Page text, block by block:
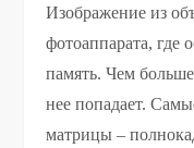
Изображение из
фотоаппарата, где
память. Чем
нее попадает.
матрицы –